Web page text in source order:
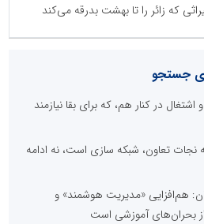
که زائر را تا بهشت بدرقه می‌کند
جستجو
در کنار هم، که برای بقا نیازمند
نجات تعاون، شبکه سازی است، نه ادامه
هم‌افزایی «مدیریت هوشمند» و
از بحران‌های آموزشی است